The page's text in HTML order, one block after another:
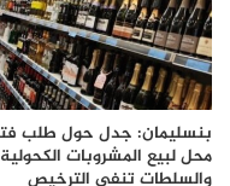
بنسليمان: جدل حول طلب
محل لبيع المشروبات الكحولية
والسلطات تنفي الترخيص